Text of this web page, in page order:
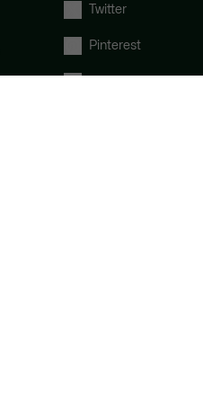
Twitter
Pinterest